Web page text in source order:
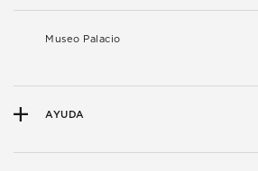
Museo Palacio
AYUDA